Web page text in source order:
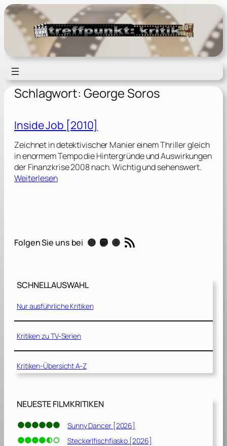
Zum
Inhalt
springen
Schlagwort: George Soros
Inside Job [2010]
Zeichnet in detektivischer Manier einem Thriller gleich
in enormem Tempo die Hintergründe und Auswirkungen
der Finanzkrise 2008 nach. Wichtig und sehenswert.
Weiterlesen:
e
[
0
1
0
Folgen Sie uns bei Instagram Mastodon Threads RSS-Feed
SCHNELLAUSWAHL
Nur ausführliche Kritiken
Kritiken zu TV-Serien
Kritiken-Übersicht A-Z
NEUESTE FILMKRITIKEN
Sunny Dancer [2026]
Steckerlfischfiasko [2026]